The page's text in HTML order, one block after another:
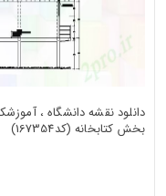
دانلود نقشه دانشگاه ،
بخش کتابخانه (کد167354)